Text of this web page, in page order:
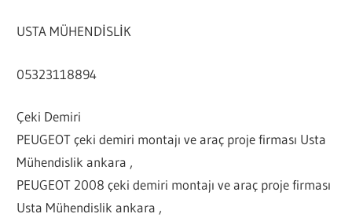
USTA MÜHENDİSLİK
05323118894
Çeki Demiri
PEUGEOT çeki demiri montajı ve araç proje firması Usta
Mühendislik ankara ,
PEUGEOT 2008 çeki demiri montajı ve araç proje firması
Usta Mühendislik ankara ,